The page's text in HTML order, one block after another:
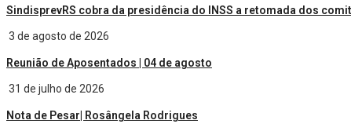
SindisprevRS cobra da presidência do INSS a retomada dos
3 de agosto de 2026
Reunião de Aposentados | 04 de agosto
31 de julho de 2026
Nota de Pesar| Rosângela Rodrigues